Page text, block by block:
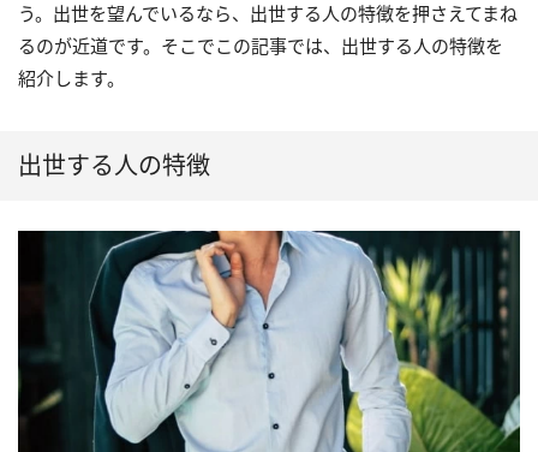
う。出世を望んでいるなら、出世する人の特徴を押さえてまね
るのが近道です。そこでこの記事では、出世する人の特徴を
紹介します。
出世する人の特徴